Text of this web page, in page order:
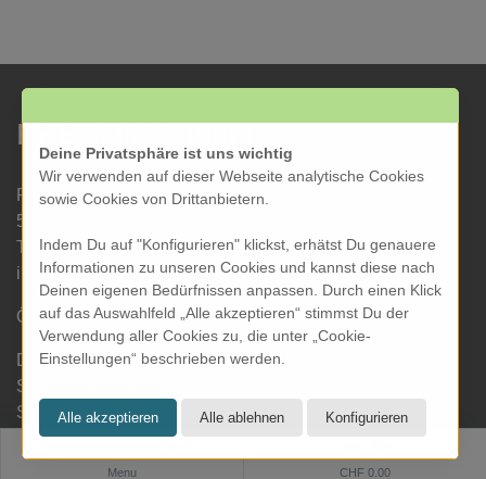
Menu CHF 0.00
KRESOM & mehr
Rathausgasse 27
5000 Aarau
Tel: 062 822 19 19
info@kresom.ch
Öffnungszeiten Laden:
Dienstag bis Freitag: 09.30 bis 18.00 Uhr
Samstag: 09.30 bis 17.00 Uhr
Sonntag & Montag geschlossen
Deine Privatsphäre ist uns wichtig
Wir verwenden auf dieser Webseite analytische Cookies
sowie Cookies von Drittanbietern.
Indem Du auf "Konfigurieren" klickst, erhätst Du genauere
Informationen zu unseren Cookies und kannst diese nach
Deinen eigenen Bedürfnissen anpassen. Durch einen Klick
auf das Auswahlfeld „Alle akzeptieren“ stimmst Du der
Verwendung aller Cookies zu, die unter „Cookie-
Einstellungen“ beschrieben werden.